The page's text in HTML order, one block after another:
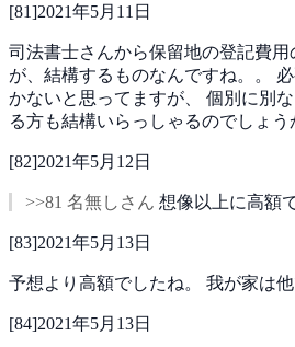
[81]2021年5月11日
司法書士さんから保留地の登記費
が、結構するものなんですね。。
かないと思ってますが、 個別に別
る方も結構いらっしゃるのでしょう
[82]2021年5月12日
>>81 名無しさん 想像以上に高額
[83]2021年5月13日
予想より高額でしたね。 我が家は
[84]2021年5月13日